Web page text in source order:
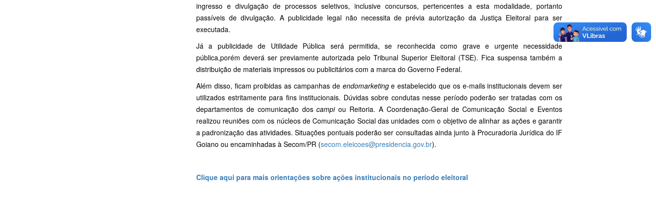
ingresso e divulgação de processos seletivos, inclusive concursos, pertencentes a esta modalidade, portanto
passíveis de divulgação. A publicidade legal não necessita de prévia autorização da Justiça Eleitoral para ser
executada.
Já a publicidade de Utilidade Pública será permitida, se reconhecida como grave e urgente necessidade
pública,porém deverá ser previamente autorizada pelo Tribunal Superior Eleitoral (TSE). Fica suspensa também a
distribuição de materiais impressos ou publicitários com a marca do Governo Federal.
Além disso, ficam proibidas as campanhas de endomarketinge estabelecido que os e-mails institucionais devem ser
utilizados estritamente para fins institucionais. Dúvidas sobre condutas nesse período poderão ser tratadas com os
departamentos de comunicação doscampiou Reitoria. A Coordenação-Geral de Comunicação Social e Eventos
realizou reuniões com os núcleos de Comunicação Social das unidades com o objetivo de alinhar as ações e garantir
a padronização das atividades. Situações pontuais poderão ser consultadas ainda junto à Procuradoria Jurídica do IF
Goiano ou encaminhadas à Secom/PR (secom.eleicoes@presidencia.gov.br).
Clique aqui para mais orientações sobre ações institucionais no período eleitoral